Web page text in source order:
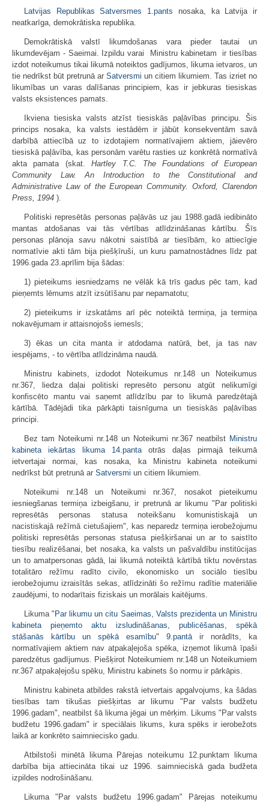
Latvijas Republikas Satversmes 1.pants nosaka, ka Latvija ir
neatkarīga, demokrātiska republika.
Demokrātiskā valstī likumdošanas vara pieder tautai un
likumdevējam - Saeimai. Izpildu varai  Ministru kabinetam  ir tiesības
izdot noteikumus tikai likumā noteiktos gadījumos, likuma ietvaros, un
tie nedrīkst būt pretrunā ar Satversmi un citiem likumiem. Tas izriet no
likumības un varas dalīšanas principiem, kas ir jebkuras tiesiskas
valsts eksistences pamats.
Ikviena tiesiska valsts atzīst tiesiskās paļāvības principu. Šis
princips nosaka, ka valsts iestādēm ir jābūt konsekventām savā
darbībā attiecībā uz to izdotajiem normatīvajiem aktiem, jāievēro
tiesiskā paļāvība, kas personām varētu rasties uz konkrētā normatīvā
akta pamata (skat.Hartley T.C. The Foundations of European
Community Law. An Introduction to the Constitutional and
Administrative Law of the European Community. Oxford, Clarendon
Press, 1994 ).
Politiski represētās personas paļāvās uz jau 1988.gadā iedibināto
mantas atdošanas vai tās vērtības atlīdzināšanas kārtību. Šīs
personas plānoja savu nākotni saistībā ar tiesībām, ko attiecīgie
normatīvie akti tām bija piešķīruši, un kuru pamatnostādnes līdz pat
1996.gada 23.aprīlim bija šādas:
1) pieteikums iesniedzams ne vēlāk kā trīs gadus pēc tam, kad
pieņemts lēmums atzīt izsūtīšanu par nepamatotu;
2) pieteikums ir izskatāms arī pēc noteiktā termiņa, ja termiņa
nokavējumam ir attaisnojošs iemesls;
3) ēkas un cita manta ir atdodama natūrā, bet, ja tas nav
iespējams, - to vērtība atlīdzināma naudā.
Ministru kabinets, izdodot Noteikumus nr.148 un Noteikumus
nr.367, liedza daļai politiski represēto personu atgūt nelikumīgi
konfiscēto mantu vai saņemt atlīdzību par to likumā paredzētajā
kārtībā. Tādējādi tika pārkāpti taisnīguma un tiesiskās paļāvības
principi.
Bez tam Noteikumi nr.148 un Noteikumi nr.367 neatbilst Ministru
kabineta iekārtas likuma
14.pantaotrās daļas pirmajā teikumā
ietvertajai normai, kas nosaka, ka Ministru kabineta noteikumi
nedrīkst būt pretrunā ar Satversmi un citiem likumiem.
Noteikumi nr.148 un Noteikumi nr.367, nosakot pieteikumu
iesniegšanas termiņa izbeigšanu, ir pretrunā ar likumu "Par politiski
represētās personas statusa noteikšanu komunistiskajā un
nacistiskajā režīmā cietušajiem", kas neparedz termiņa ierobežojumu
politiski represētās personas statusa piešķiršanai un ar to saistīto
tiesību realizēšanai, bet nosaka, ka valsts un pašvaldību institūcijas
un to amatpersonas gādā, lai likumā noteiktā kārtībā tiktu novērstas
totalitāro režīmu radīto civilo, ekonomisko un sociālo tiesību
ierobežojumu izraisītās sekas, atlīdzināti šo režīmu radītie materiālie
zaudējumi, to nodarītais fiziskais un morālais kaitējums.
Likuma " Par likumu un citu Saeimas, Valsts prezidenta un Ministru
kabineta pieņemto aktu izsludināšanas, publicēšanas, spēkā
stāšanās kārtību un spēkā esamību" 9.pantāir norādīts, ka
normatīvajiem aktiem nav atpakaļejoša spēka, izņemot likumā īpaši
paredzētus gadījumus. Piešķirot Noteikumiem nr.148 un Noteikumiem
nr.367 atpakaļejošu spēku, Ministru kabinets šo normu ir pārkāpis.
Ministru kabineta atbildes rakstā ietvertais apgalvojums, ka šādas
tiesības tam tikušas piešķirtas ar likumu "Par valsts budžetu
1996.gadam", neatbilst šā likuma jēgai un mērķim. Likums "Par valsts
budžetu 1996.gadam" ir speciālais likums, kura spēks ir ierobežots
laikā ar konkrēto saimniecisko gadu.
Atbilstoši minētā likuma Pārejas noteikumu 12.punktam likuma
darbība bija attiecināta tikai uz 1996. saimnieciskā gada budžeta
izpildes nodrošināšanu.
Likuma "Par valsts budžetu 1996.gadam" Pārejas noteikumu